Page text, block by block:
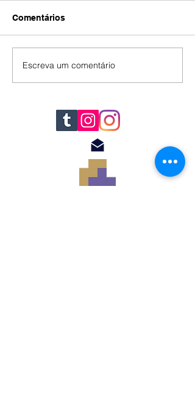
IA
Comentários
Escreva um comentário